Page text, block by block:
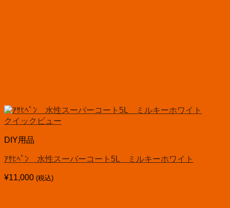
クイックビュー
DIY用品
ｱｻﾋﾍﾟﾝ 水性スーパーコート5L ミルキーホワイト
¥11,000 (税込)